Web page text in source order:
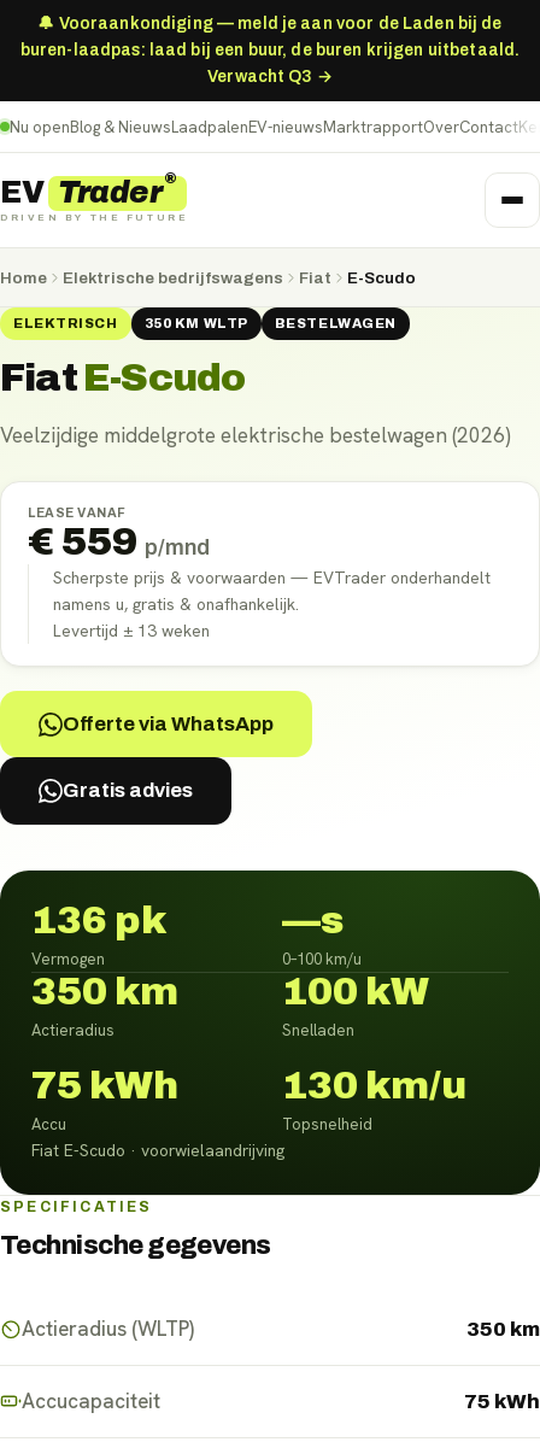
🔔 Vooraankondiging — meld je aan voor de Laden bij de
buren-laadpas: laad bij een buur, de buren krijgen uitbetaald.
Verwacht Q3 →
Nu openBlog & NieuwsLaadpalenEV-nieuwsMarktrapportOverContact
EV Trader®
DRIVEN BY THE FUTURE
Home Elektrische bedrijfswagens Fiat E-Scudo
ELEKTRISCH 350 KM WLTP BESTELWAGEN
Fiat E-Scudo
Veelzijdige middelgrote elektrische bestelwagen (2026)
LEASE VANAF
€ 559 p/mnd
Scherpste prijs & voorwaarden — EVTrader onderhandelt
namens u, gratis & onafhankelijk.
Levertijd ± 13 weken
Offerte via WhatsApp
Gratis advies
136 pk
Vermogen
—s
0–100 km/u
350 km
Actieradius
100 kW
Snelladen
75 kWh
Accu
130 km/u
Topsnelheid
Fiat E-Scudo · voorwielaandrijving
SPECIFICATIES
Technische gegevens
Actieradius (WLTP) 350 km
Accucapaciteit 75 kWh